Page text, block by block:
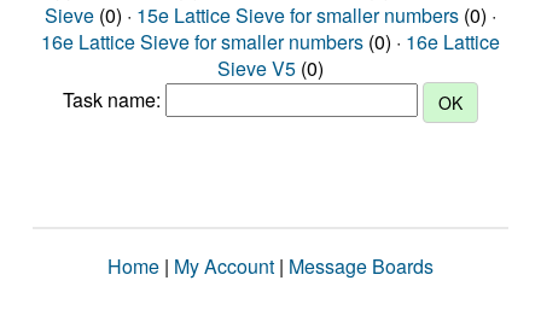
Sieve (0) · 15e Lattice Sieve for smaller numbers (0) ·
16e Lattice Sieve for smaller numbers (0) · 16e Lattice
Sieve V5 (0)
Task name:
Home | My Account | Message Boards